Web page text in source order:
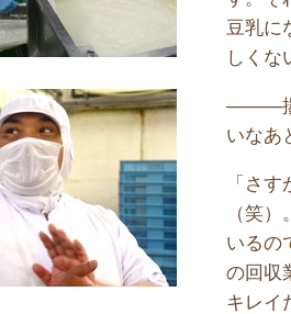
豆乳に
しくな
———揚
いなあ
「さ
（笑
いるの
の回収
キレイ